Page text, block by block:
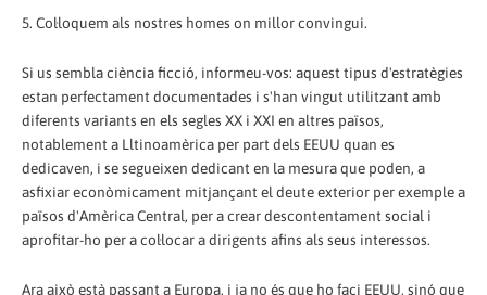
5. Col·loquem als nostres homes on millor convingui.
Si us sembla ciència ficció, informeu-vos: aquest tipus d'estratègies
estan perfectament documentades i s'han vingut utilitzant amb
diferents variants en els segles XX i XXI en altres països,
notablement a Lltinoamèrica per part dels EEUU quan es
dedicaven, i se segueixen dedicant en la mesura que poden, a
asfixiar econòmicament mitjançant el deute exterior per exemple a
països d'Amèrica Central, per a crear descontentament social i
aprofitar-ho per a col·locar a dirigents afins als seus interessos.
Ara això està passant a Europa, i ja no és que ho faci EEUU, sinó que